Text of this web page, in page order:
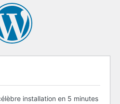
installation en 5 minutes